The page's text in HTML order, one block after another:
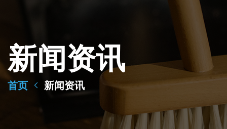
新闻资讯
首页 新闻资讯